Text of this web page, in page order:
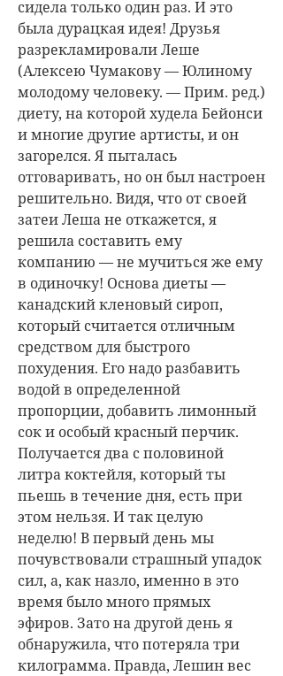
сидела только один раз. И это
была дурацкая идея! Друзья
разрекламировали Леше
(Алексею Чумакову — Юлиному
молодому человеку. — Прим. ред.)
диету, на которой худела Бейонси
и многие другие артисты, и он
загорелся. Я пыталась
отговаривать, но он был настроен
решительно. Видя, что от своей
затеи Леша не откажется, я
решила составить ему
компанию — не мучиться же ему
в одиночку! Основа диеты —
канадский кленовый сироп,
который считается отличным
средством для быстрого
похудения. Его надо разбавить
водой в определенной
пропорции, добавить лимонный
сок и особый красный перчик.
Получается два с половиной
литра коктейля, который ты
пьешь в течение дня, есть при
этом нельзя. И так целую
неделю! В первый день мы
почувствовали страшный упадок
сил, а, как назло, именно в это
время было много прямых
эфиров. Зато на другой день я
обнаружила, что потеряла три
килограмма. Правда, Лешин вес